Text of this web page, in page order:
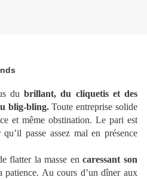
dubrillant, du cliquetis et des
blig-bling.Toute entreprise solide
et même obstination. Le pari est
passe assez mal en présence
flatter la masse encaressant son
patience. Au cours d’un dîner aux